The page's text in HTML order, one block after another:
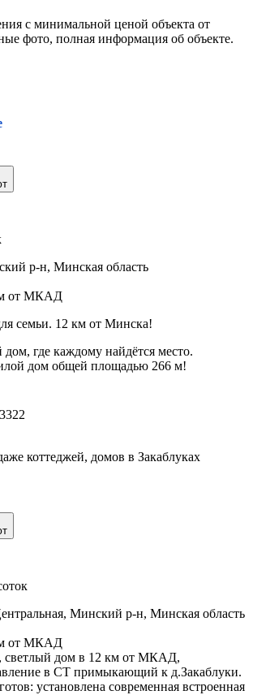
с минимальной ценой объекта от
фото, полная информация об объекте.
р-н, Минская область
от МКАД
семьи. 12 км от Минска!
где каждому найдётся место.
дом общей площадью 266 м!
коттеджей, домов в Закаблуках
Минский р-н, Минская область
от МКАД
светлый дом в 12 км от МКАД,
в СТ примыкающий к д.Закаблуки.
установлена современная встроенная